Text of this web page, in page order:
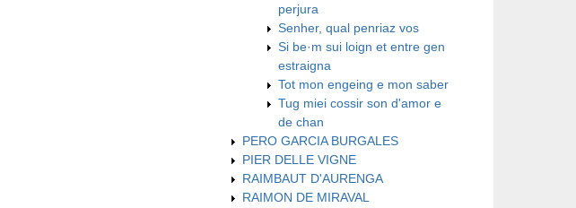
perjura
Senher, qual penriaz vos
Si be·m sui loign et entre gen
estraigna
​Tot mon engeing e mon saber
​Tug miei cossir son d'amor e
de chan
PERO GARCIA BURGALES
PIER DELLE VIGNE
RAIMBAUT D'AURENGA
RAIMON DE MIRAVAL